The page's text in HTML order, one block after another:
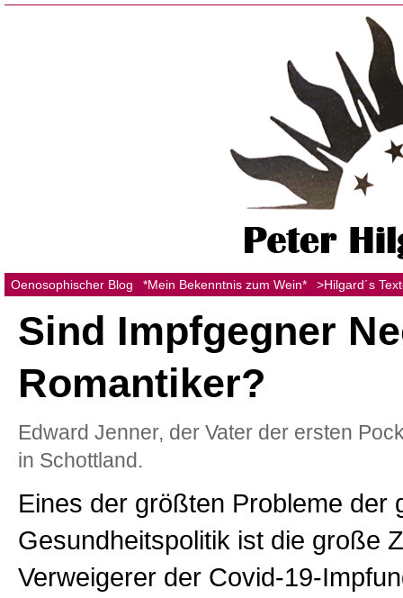
Oenosophischer Blog *Mein Bekenntnis zum Wein* >Hilgard´s
Sind Impfgegner
Romantiker?
Edward Jenner, der Vater der ersten
in Schottland.
Eines der größten Probleme der
Gesundheitspolitik ist die große
Verweigerer der Covid-19-